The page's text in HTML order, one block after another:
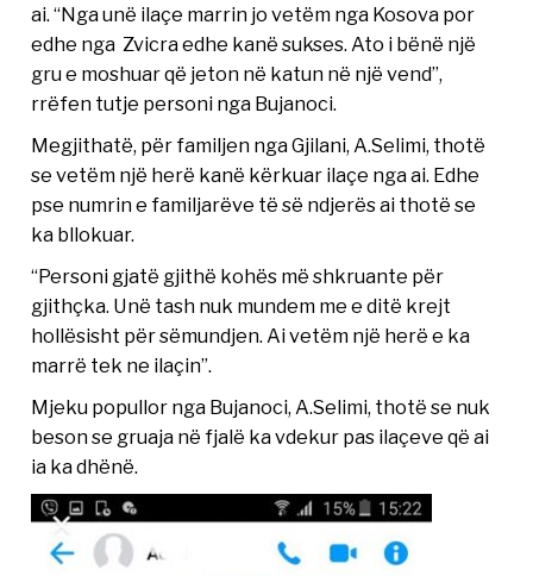
ai. “Nga unë ilaçe marrin jo vetëm nga Kosova por
edhe nga Zvicra edhe kanë sukses. Ato i bënë një
gru e moshuar që jeton në katun në një vend”,
rrëfen tutje personi nga Bujanoci.
Megjithatë, për familjen nga Gjilani, A.Selimi, thotë
se vetëm një herë kanë kërkuar ilaçe nga ai. Edhe
pse numrin e familjarëve të së ndjerës ai thotë se
ka bllokuar.
“Personi gjatë gjithë kohës më shkruante për
gjithçka. Unë tash nuk mundem me e ditë krejt
hollësisht për sëmundjen. Ai vetëm një herë e ka
marrë tek ne ilaçin”.
Mjeku popullor nga Bujanoci, A.Selimi, thotë se nuk
beson se gruaja në fjalë ka vdekur pas ilaçeve që ai
ia ka dhënë.